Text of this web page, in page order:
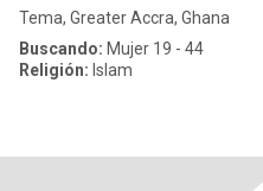
Tema, Greater Accra, Ghana
Buscando: Mujer 19 - 44
Religión: Islam